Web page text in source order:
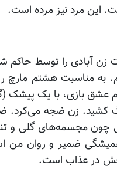
این مرد نیز مرده است.
زن آبادی را توسط حاکم
به مناسبت هشتم
عشق بازی، با یک
کشید. زن ضجه می‌کرد.
چون مجسمه‌های گلی
ضمیر و روان
در عذاب است.